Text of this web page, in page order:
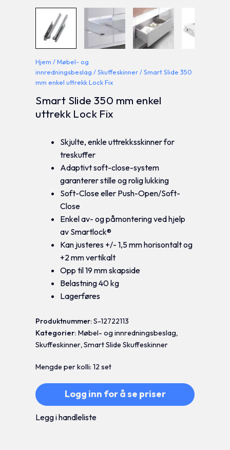
Hjem /Møbel- og
innredningsbeslag /Skuffeskinner/ Smart Slide 350
mm enkel uttrekk Lock Fix
Smart Slide 350 mm enkel
uttrekk Lock Fix
Skjulte, enkle uttrekksskinner for
treskuffer
Adaptivt soft-close-system
garanterer stille og rolig lukking
Soft-Close eller Push-Open/Soft-
Close
Enkel av- og påmontering ved hjelp
av Smartlock®
Kan justeres +/- 1,5 mm horisontalt og
+2 mm vertikalt
Opp til 19 mm skapside
Belastning 40 kg
Lagerføres
Produktnummer:S-12722113
Kategorier:Møbel- og innredningsbeslag,
Skuffeskinner,Smart Slide Skuffeskinner
Mengde per kolli: 12 set
Logg inn for å se priser
Legg i handleliste